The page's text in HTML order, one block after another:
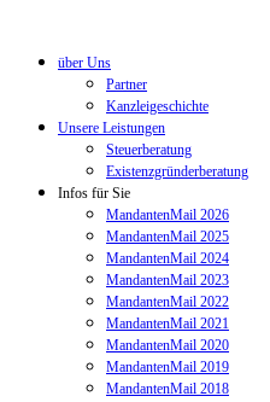
über Uns
Partner
Kanzleigeschichte
Unsere Leistungen
Steuerberatung
Existenzgründerberatung
Infos für Sie
MandantenMail 2026
MandantenMail 2025
MandantenMail 2024
MandantenMail 2023
MandantenMail 2022
MandantenMail 2021
MandantenMail 2020
MandantenMail 2019
MandantenMail 2018